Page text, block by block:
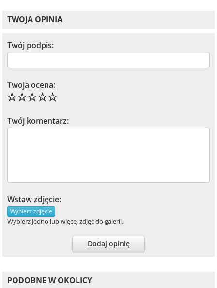
TWOJA OPINIA
Twój podpis:
Twoja ocena:
Twój komentarz:
Wstaw zdjęcie:
Wybierz zdjęcie
Wybierz jedno lub więcej zdjęć do galerii.
Dodaj opinię
PODOBNE W OKOLICY